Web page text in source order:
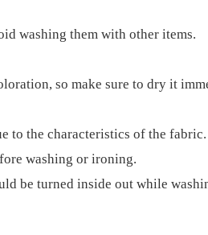
washing them with other items.
so make sure to dry it
to the characteristics of the fabric.
washing or ironing.
be turned inside out while